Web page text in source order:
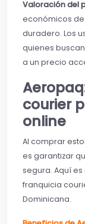
Valoración del
económicos
duradero. Los
quienes
a un precio
courier
online
Al comprar
es garantizar
segura. Aquí
franquicia
Dominicana.